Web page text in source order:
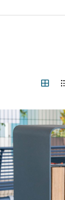
alla Lista desideri